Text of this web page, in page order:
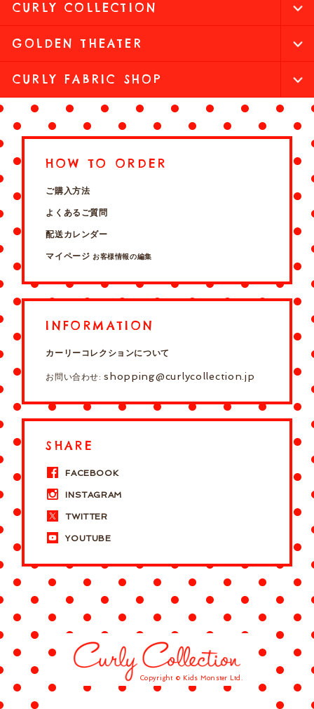
CURLY COLLECTION
GOLDEN THEATER
CURLY FABRIC SHOP
HOW TO ORDER
ご購入方法
よくあるご質問
配送カレンダー
マイページ お客様情報の編集
INFORMATION
カーリーコレクションについて
お問い合わせ:shopping@curlycollection.jp
SHARE
FACEBOOK
INSTAGRAM
TWITTER
YOUTUBE
Copyright © Kids Monster Ltd.